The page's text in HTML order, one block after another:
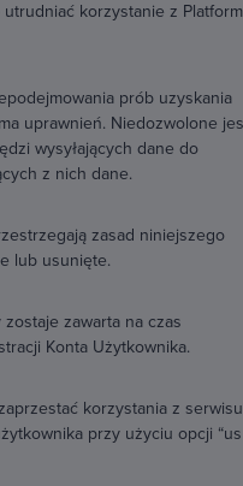
korzystanie z
prób uzyskania
uprawnień. Niedozwolone
wysyłających dane do
z nich dane.
zasad niniejszego
lub usunięte.
zawarta na czas
Konta Użytkownika.
korzystania z
przy użyciu opcji